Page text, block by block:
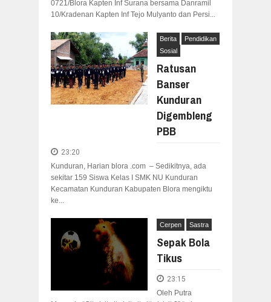
0721/Blora Kapten Inf Surana bersama Danramil
10/Kradenan Kapten Inf Tejo Mulyanto dan Persi...
Berita
Pendidikan
Sosial
Ratusan
Banser
Kunduran
Digembleng
PBB
23:20
Kunduran, Harian blora .com – Sedikitnya, ada
sekitar 159 Siswa Kelas I SMK NU Kunduran
Kecamatan Kunduran Kabupaten Blora mengiktu
ke...
Cerpen Sastra
Sepak Bola
Tikus
23:15
Oleh Putra